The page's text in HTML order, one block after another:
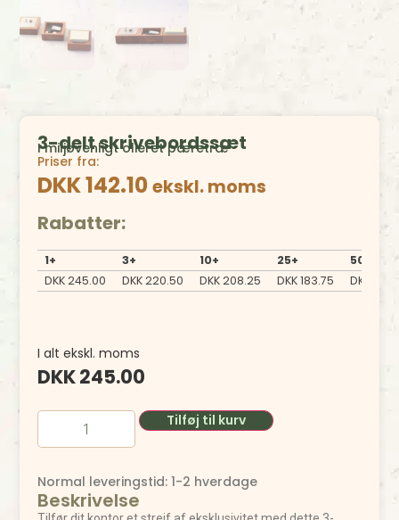
3-delt skrivebordssæt
I miljøvenligt olieret pæretræ
Priser fra:
DKK 142.10ekskl. moms
Rabatter:
1+ 3+ 10+ 25+
50+
DKK245.00 DKK220.50 DKK208.25 DKK183.75 DKK
I alt ekskl. moms
DKK245.00
Tilføj til kurv
Normal leveringstid: 1-2 hverdage
Beskrivelse